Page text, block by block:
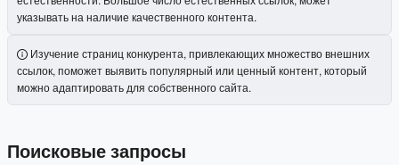
указывать на наличие качественного контента.
Изучение страниц конкурента, привлекающих множество внешних
ссылок, поможет выявить популярный или ценный контент, который
можно адаптировать для собственного сайта.
Поисковые запросы